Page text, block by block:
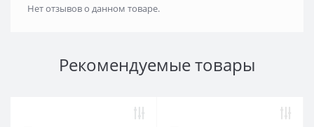
Нет отзывов о данном товаре.
Рекомендуемые товары